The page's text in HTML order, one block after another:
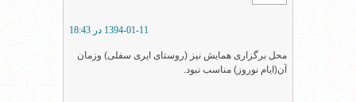
1394-01-11 در 18:43
محل برگزاری همایش نیز (روستای ایری سفلی) وزمان
آن(ایام نوروز) مناسب نبود.